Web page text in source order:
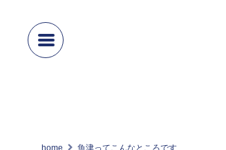
home 魚津ってこんなところです